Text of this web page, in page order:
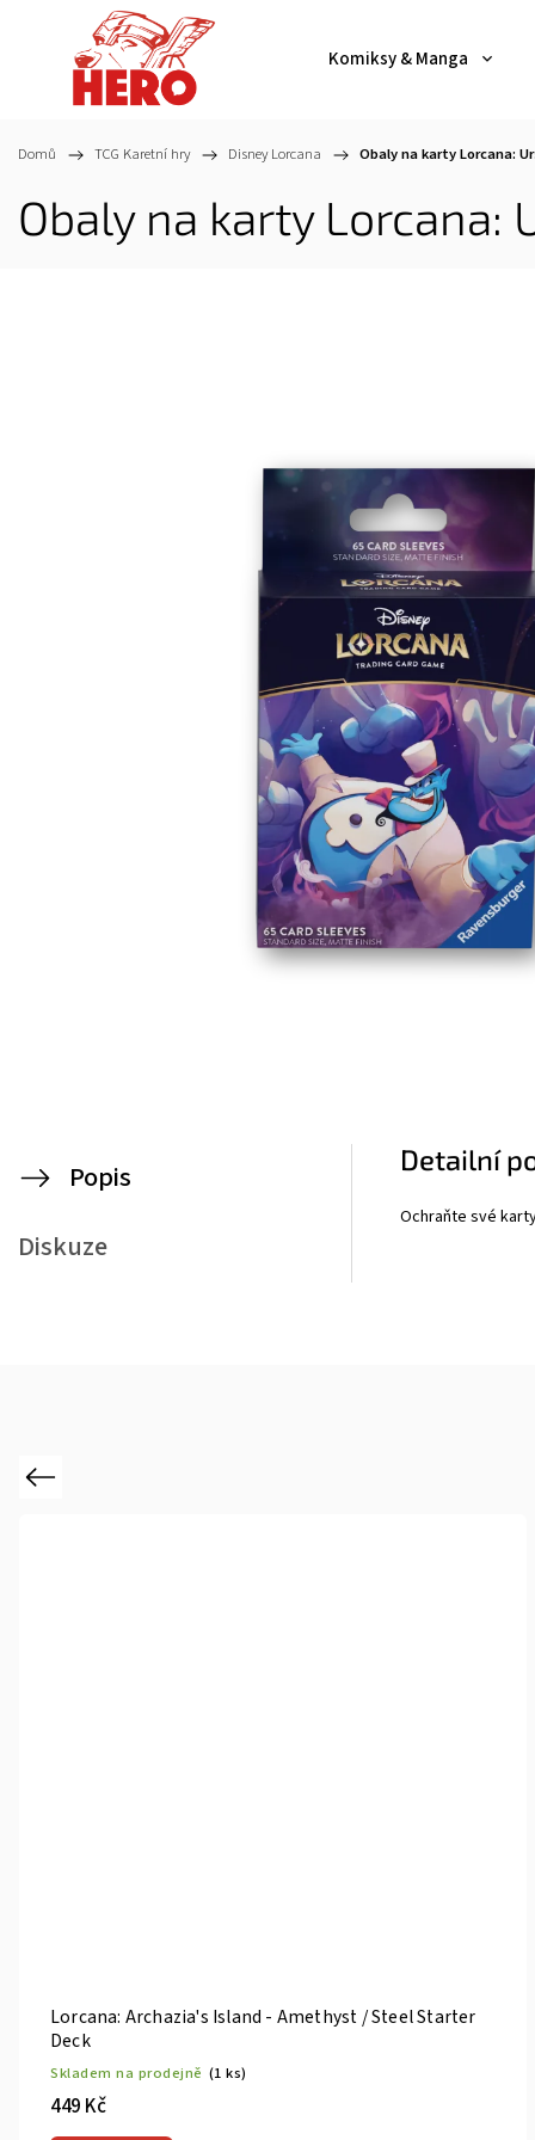
Komiksy & Manga
Domů / TCG Karetní hry / Disney Lorcana / Obaly na karty Lorcana:
Obaly na karty Lorcana:
Popis
Diskuze
Detailní
Ochraňte své
Previous
Lorcana: Archazia's Island - Amethyst / Steel Starter
Deck
Skladem na prodejně (1 ks)
449 Kč